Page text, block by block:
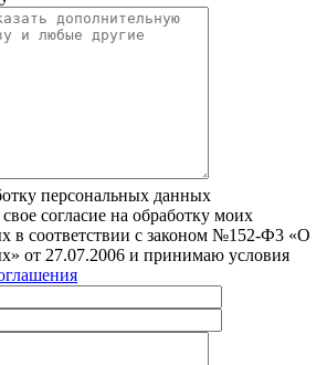
персональных данных
согласие на обработку моих
в соответствии с законом №152-Ф3 «О
от 27.07.2006 и принимаю условия